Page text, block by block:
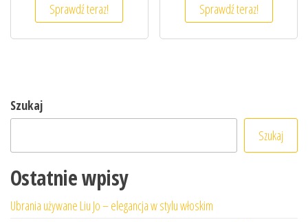
Sprawdź teraz! Sprawdź teraz!
Szukaj
Szukaj
Ostatnie wpisy
Ubrania używane Liu Jo – elegancja w stylu włoskim